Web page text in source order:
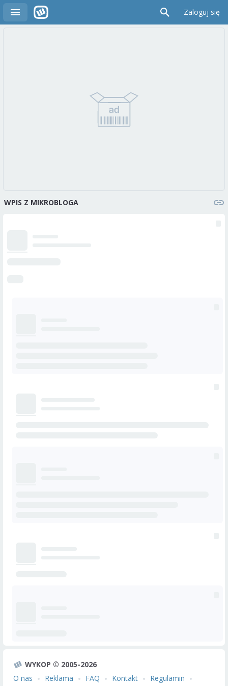
Zaloguj się
WPIS Z MIKROBLOGA
WYKOP © 2005-2026
O nas
Reklama FAQ Kontakt
Regulamin